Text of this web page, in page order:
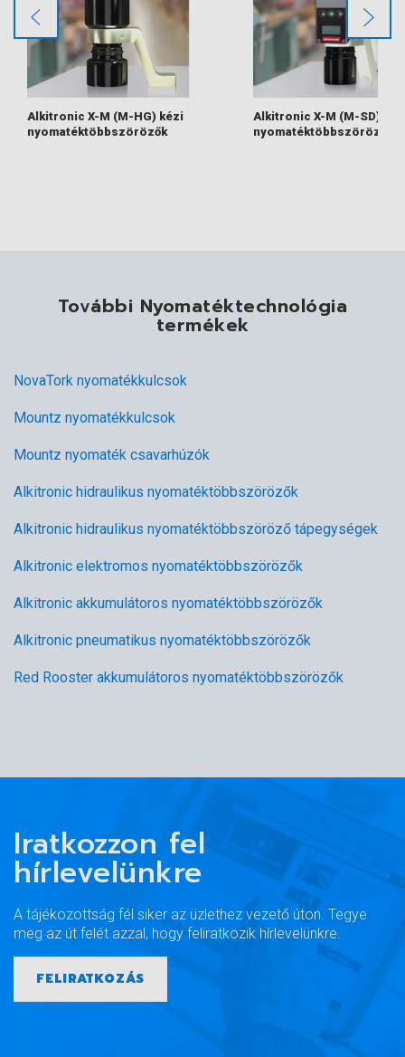
Alkitronic X-M (M-HG) kézi
nyomatéktöbbszörözők
Alkitronic X-M (M-SD)
nyomatéktöbbszörözők
További Nyomatéktechnológia
termékek
NovaTork nyomatékkulcsok
Mountz nyomatékkulcsok
Mountz nyomaték csavarhúzók
Alkitronic hidraulikus nyomatéktöbbszörözők
Alkitronic hidraulikus nyomatéktöbbszöröző tápegységek
Alkitronic elektromos nyomatéktöbbszörözők
Alkitronic akkumulátoros nyomatéktöbbszörözők
Alkitronic pneumatikus nyomatéktöbbszörözők
Red Rooster akkumulátoros nyomatéktöbbszörözők
Iratkozzon fel
hírlevelünkre
A tájékozottság fél siker az üzlethez vezető úton. Tegye
meg az út felét azzal, hogy feliratkozik hírlevelünkre.
FELIRATKOZÁS